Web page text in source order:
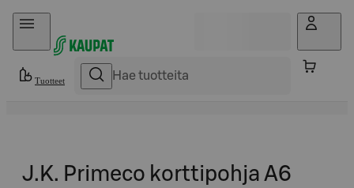
Hyppää sisältöön
Tuotteet
J.K. Primeco korttipohja A6